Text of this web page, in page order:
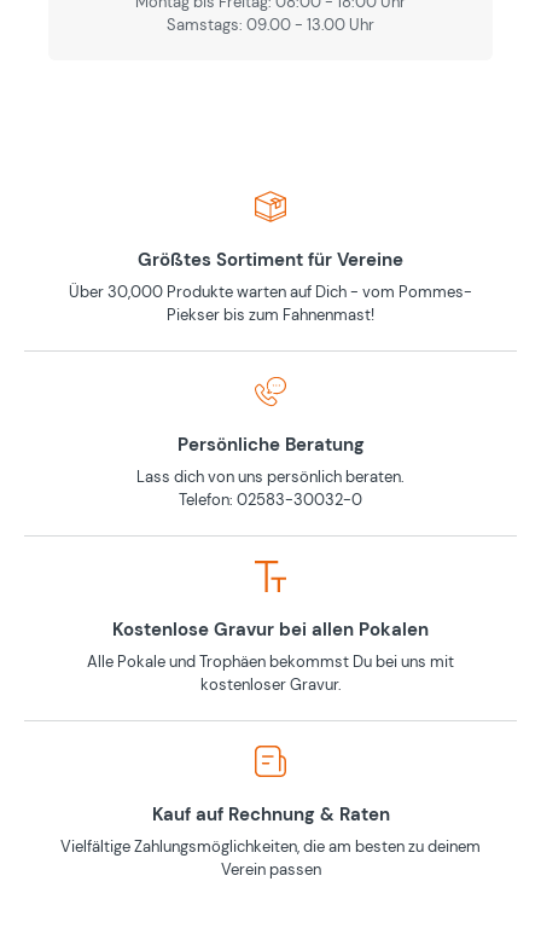
Samstags: 09.00 - 13.00 Uhr
Größtes Sortiment für Vereine
Über 30,000 Produkte warten auf Dich - vom Pommes-
Piekser bis zum Fahnenmast!
Persönliche Beratung
Lass dich von uns persönlich beraten.
Telefon: 02583-30032-0
Kostenlose Gravur bei allen Pokalen
Alle Pokale und Trophäen bekommst Du bei uns mit
kostenloser Gravur.
Kauf auf Rechnung & Raten
Vielfältige Zahlungsmöglichkeiten, die am besten zu deinem
Verein passen